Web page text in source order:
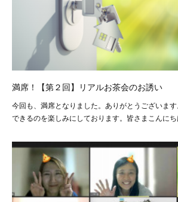
満席！【第２回】リアルお茶会のお誘い
今回も、満席となりました。ありがとうございま
できるのを楽しみにしております。皆さまこんに